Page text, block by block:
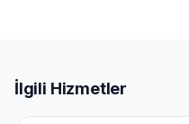
İlgili Hizmetler